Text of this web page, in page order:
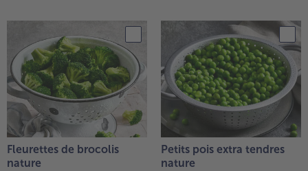
Plats cuisinés
TousPlats cuisinés
Boulangerie & Pâtisserie
TousBoulangerie & Pâtisserie
Entrées, Apéritifs & Snacks
TousEntrées, Apéritifs & Snacks
Produits non surgelés
TousProduits non surgelés
100% Végétarien
Tous100% Végétarien
Fleurettes de brocolis
nature
Petits pois extra tendres
nature